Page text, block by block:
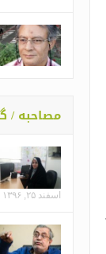
مصاحبه /
اسفند ۲۵, ۱۳۹۶